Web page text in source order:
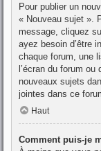
Pour publier un
« Nouveau sujet ».
message, cliquez
ayez besoin d’être
chaque forum, une
l’écran du forum
nouveaux sujets
jointes dans ce
Haut
Comment puis-je